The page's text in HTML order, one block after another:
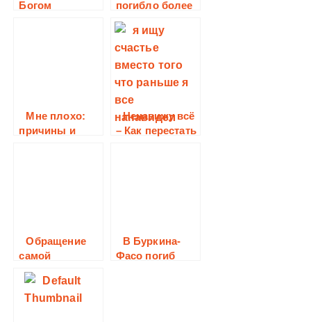
Богом
погибло более
150 человек
после
обрушения
церкви
Мне плохо:
причины и
Ненавижу всё
– Как перестать
Обращение
самой
красивой
женщины
Америки
В Буркина-
Фасо погиб